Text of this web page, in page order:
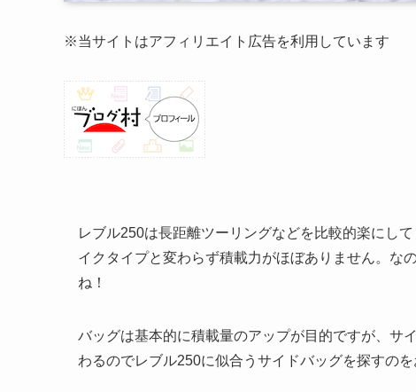
※当サイトはアフィリエイト広告を利用しています
レブル250は長距離ツーリングなどを比較的楽にし
イクタイプと変わらず積載力がほぼありません。な
ね！
バッグは基本的に積載量のアップが目的ですが、サ
わるのでレブル250に似合うサイドバッグを探すのを